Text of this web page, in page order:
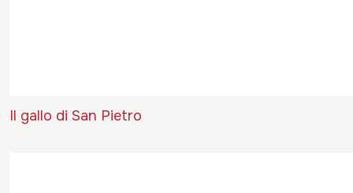
Il gallo di San Pietro